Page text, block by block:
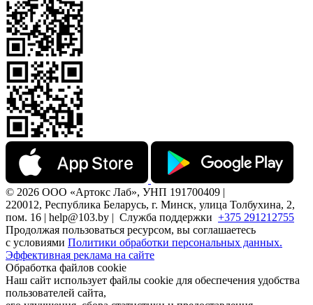
© 2026 ООО «Артокс Лаб», УНП 191700409 |
220012, Республика Беларусь, г. Минск, улица Толбухина, 2,
пом. 16 | help@103.by | Служба поддержки +375 291212755
Продолжая пользоваться ресурсом, вы соглашаетесь
с условиями Политики обработки персональных данных.
Эффективная реклама на сайте
Обработка файлов cookie
Наш сайт использует файлы cookie для обеспечения удобства
пользователей сайта,